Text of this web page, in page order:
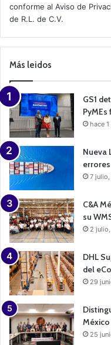
v
e
a
m
a
n
conforme al Aviso de
de R.L. de C.V.
Más leidos
GS1
hace
Nueva
7
C&A
su
2
DHL
del
29
México
25